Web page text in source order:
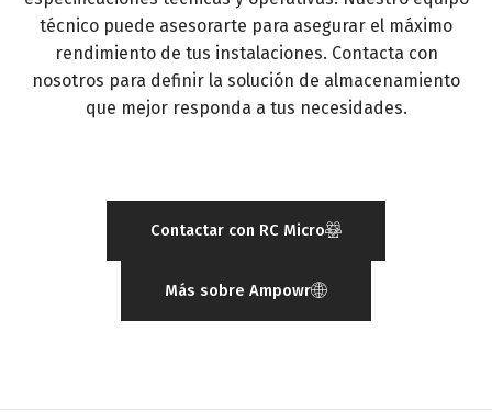
técnico puede asesorarte para asegurar el máximo
rendimiento de tus instalaciones. Contacta con
nosotros para definir la solución de almacenamiento
que mejor responda a tus necesidades.
Contactar con RC Micro
Más sobre Ampowr